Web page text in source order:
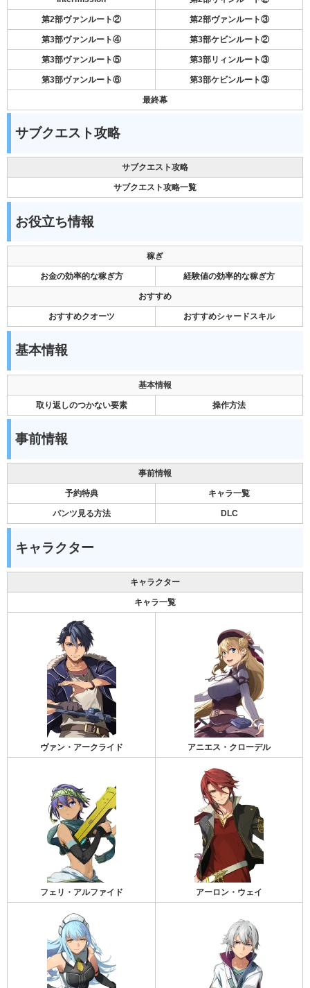
第2部ヴァンルート② 第2部ヴァンルート③
第3部ヴァンルート④ 第3部ケビンルート②
第3部ヴァンルート⑤ 第3部リィンルート③
第3部ヴァンルート⑥ 第3部ケビンルート③
最終幕
サブクエスト攻略
サブクエスト攻略
サブクエスト攻略一覧
お役立ち情報
稼ぎ
お金の効率的な稼ぎ方 経験値の効率的な稼ぎ方
おすすめ
おすすめクオーツ おすすめシャードスキル
基本情報
基本情報
取り返しのつかない要素 操作方法
事前情報
事前情報
予約特典 キャラ一覧
パンツ見る方法 DLC
キャラクター
キャラクター
キャラ一覧
ヴァン・アークライド アニエス・クローデル
フェリ・アルファイド アーロン・ウェイ